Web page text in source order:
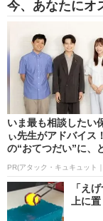
今、あなたにオ
いま最も相談したい
ぃ先生がアドバイス
の“おてつだい”に、
PR(アタック・キュキュット
「え
上に